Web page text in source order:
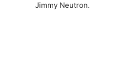
Jimmy Neutron.